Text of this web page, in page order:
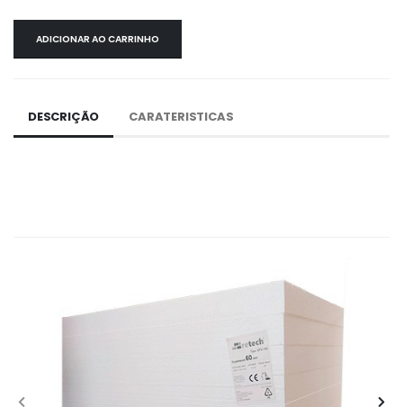
ADICIONAR AO CARRINHO
DESCRIÇÃO CARATERISTICAS